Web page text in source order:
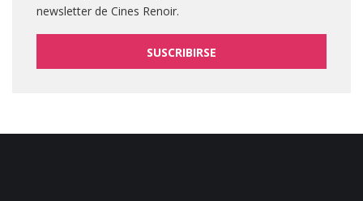
newsletter de Cines Renoir.
SUSCRIBIRSE